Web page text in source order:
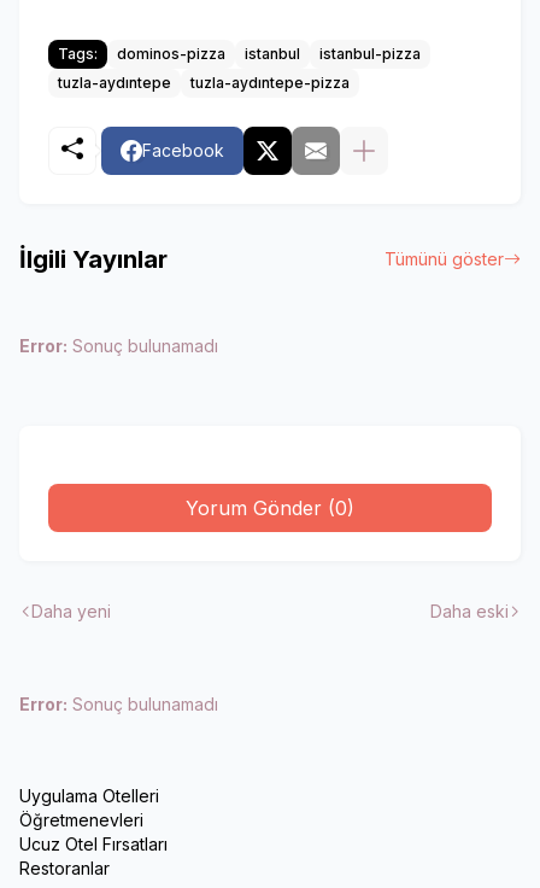
Tags: dominos-pizza istanbul
istanbul-pizza
tuzla-aydıntepe
tuzla-aydıntepe-pizza
Facebook
İlgili Yayınlar Tümünü göster
Error: Sonuç bulunamadı
Yorum Gönder (0)
Daha yeni Daha eski
Error: Sonuç bulunamadı
Uygulama Otelleri
Öğretmenevleri
Ucuz Otel Fırsatları
Restoranlar